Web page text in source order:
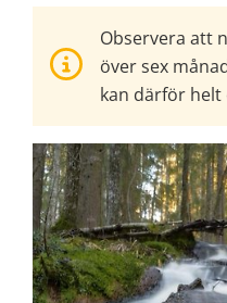
Observera att
över sex
kan därför helt